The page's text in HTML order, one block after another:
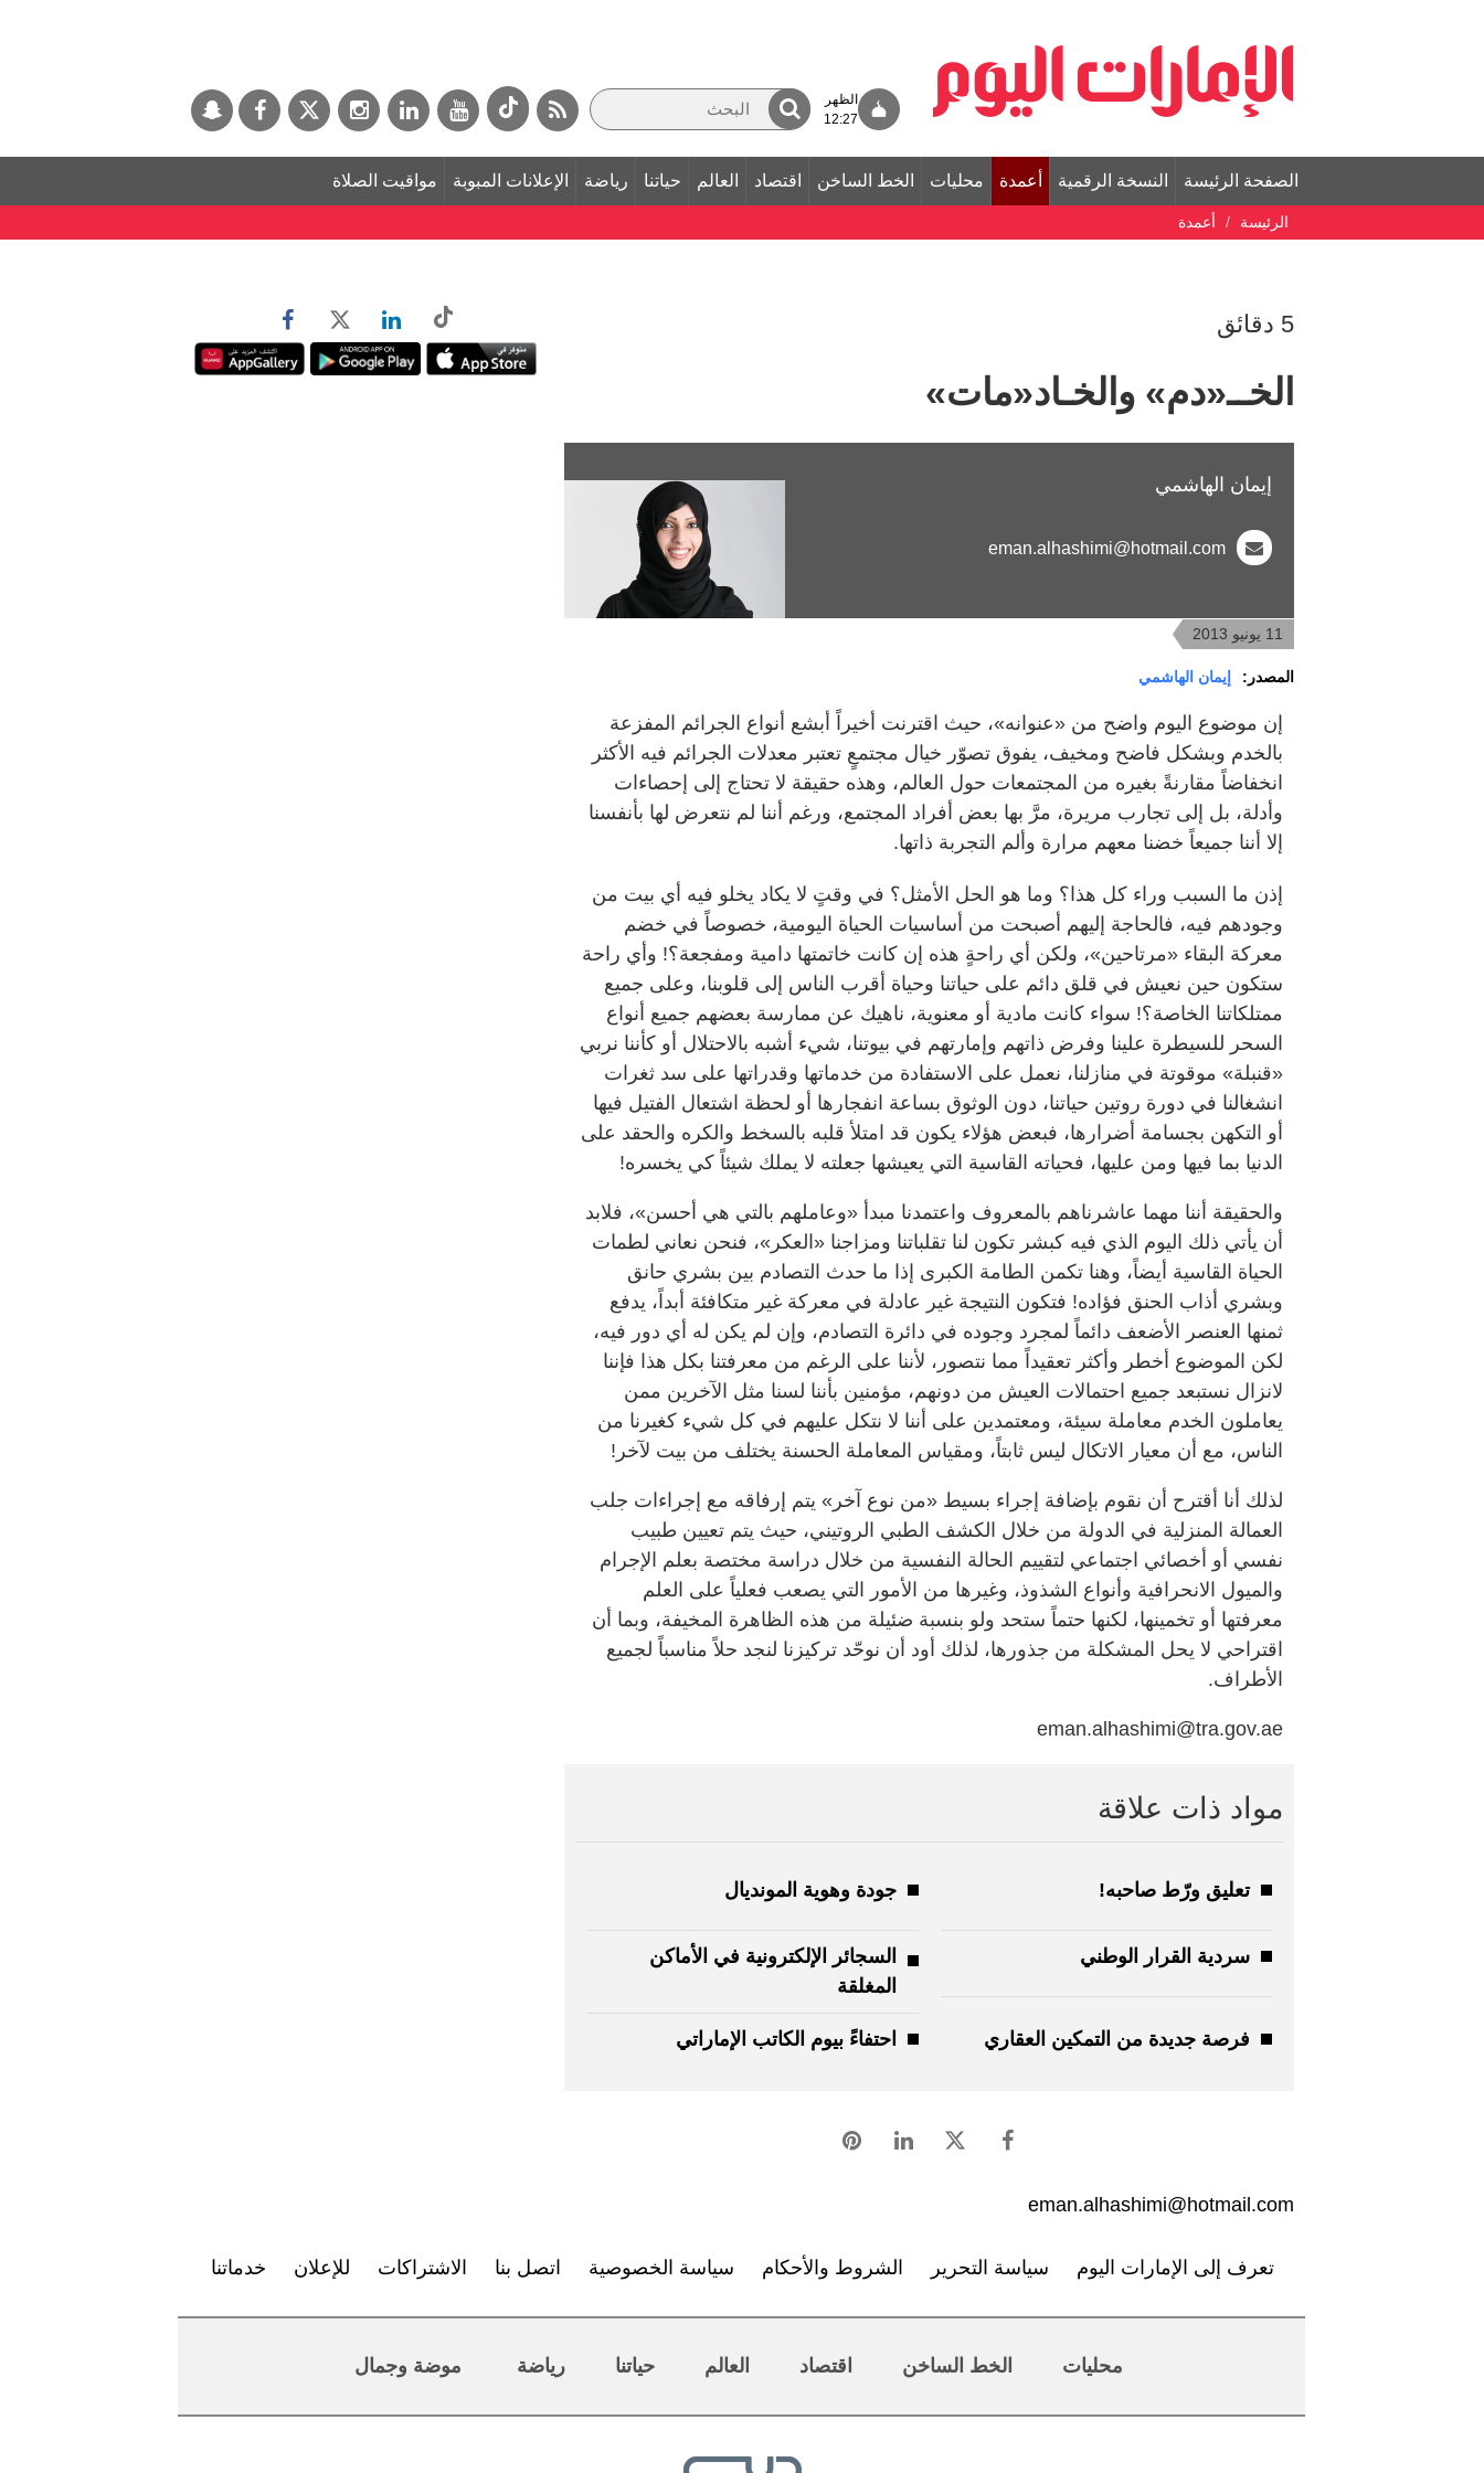
الظهر
12:27
الصفحة الرئيسة النسخة الرقمية أعمدة محليات الخط الساخن اقتصاد العالم حياتنا رياضة الإعلانات المبوبة مواقيت الصلاة
الرئيسة أعمدة
‬5 دقائق
الخــ«دم» والخـاد«مات»
إيمان الهاشمي
eman.alhashimi@hotmail.com
11 يونيو 2013
المصدر: إيمان الهاشمي
إن موضوع اليوم واضح من «عنوانه»، حيث اقترنت أخيراً أبشع أنواع الجرائم المفزعة
بالخدم وبشكل فاضح ومخيف، يفوق تصوّر خيال مجتمعٍ تعتبر معدلات الجرائم فيه الأكثر
انخفاضاً مقارنةً بغيره من المجتمعات حول العالم، وهذه حقيقة لا تحتاج إلى إحصاءات
وأدلة، بل إلى تجارب مريرة، مرَّ بها بعض أفراد المجتمع، ورغم أننا لم نتعرض لها بأنفسنا
إلا أننا جميعاً خضنا معهم مرارة وألم التجربة ذاتها.
إذن ما السبب وراء كل هذا؟ وما هو الحل الأمثل؟ في وقتٍ لا يكاد يخلو فيه أي بيت من
وجودهم فيه، فالحاجة إليهم أصبحت من أساسيات الحياة اليومية، خصوصاً في خضم
معركة البقاء «مرتاحين»، ولكن أي راحةٍ هذه إن كانت خاتمتها دامية ومفجعة؟! وأي راحة
ستكون حين نعيش في قلق دائم على حياتنا وحياة أقرب الناس إلى قلوبنا، وعلى جميع
ممتلكاتنا الخاصة؟! سواء كانت مادية أو معنوية، ناهيك عن ممارسة بعضهم جميع أنواع
السحر للسيطرة علينا وفرض ذاتهم وإمارتهم في بيوتنا، شيء أشبه بالاحتلال أو كأننا نربي
«قنبلة» موقوتة في منازلنا، نعمل على الاستفادة من خدماتها وقدراتها على سد ثغرات
انشغالنا في دورة روتين حياتنا، دون الوثوق بساعة انفجارها أو لحظة اشتعال الفتيل فيها
أو التكهن بجسامة أضرارها، فبعض هؤلاء يكون قد امتلأ قلبه بالسخط والكره والحقد على
الدنيا بما فيها ومن عليها، فحياته القاسية التي يعيشها جعلته لا يملك شيئاً كي يخسره!
والحقيقة أننا مهما عاشرناهم بالمعروف واعتمدنا مبدأ «وعاملهم بالتي هي أحسن»، فلابد
أن يأتي ذلك اليوم الذي فيه كبشر تكون لنا تقلباتنا ومزاجنا «العكر»، فنحن نعاني لطمات
الحياة القاسية أيضاً، وهنا تكمن الطامة الكبرى إذا ما حدث التصادم بين بشري حانق
وبشري أذاب الحنق فؤاده! فتكون النتيجة غير عادلة في معركة غير متكافئة أبداً، يدفع
ثمنها العنصر الأضعف دائماً لمجرد وجوده في دائرة التصادم، وإن لم يكن له أي دور فيه،
لكن الموضوع أخطر وأكثر تعقيداً مما نتصور، لأننا على الرغم من معرفتنا بكل هذا فإننا
لانزال نستبعد جميع احتمالات العيش من دونهم، مؤمنين بأننا لسنا مثل الآخرين ممن
يعاملون الخدم معاملة سيئة، ومعتمدين على أننا لا نتكل عليهم في كل شيء كغيرنا من
الناس، مع أن معيار الاتكال ليس ثابتاً، ومقياس المعاملة الحسنة يختلف من بيت لآخر!
لذلك أنا أقترح أن نقوم بإضافة إجراء بسيط «من نوع آخر» يتم إرفاقه مع إجراءات جلب
العمالة المنزلية في الدولة من خلال الكشف الطبي الروتيني، حيث يتم تعيين طبيب
نفسي أو أخصائي اجتماعي لتقييم الحالة النفسية من خلال دراسة مختصة بعلم الإجرام
والميول الانحرافية وأنواع الشذوذ، وغيرها من الأمور التي يصعب فعلياً على العلم
معرفتها أو تخمينها، لكنها حتماً ستحد ولو بنسبة ضئيلة من هذه الظاهرة المخيفة، وبما أن
اقتراحي لا يحل المشكلة من جذورها، لذلك أود أن نوحّد تركيزنا لنجد حلاً مناسباً لجميع
الأطراف.
eman.alhashimi@tra.gov.ae
مواد ذات علاقة
تعليق ورّط صاحبه! جودة وهوية المونديال
سردية القرار الوطني
السجائر الإلكترونية في الأماكن
المغلقة
فرصة جديدة من التمكين العقاري احتفاءً بيوم الكاتب الإماراتي
eman.alhashimi@hotmail.com
تعرف إلى الإمارات اليوم سياسة التحرير الشروط والأحكام سياسة الخصوصية اتصل بنا الاشتراكات للإعلان خدماتنا
محليات الخط الساخن اقتصاد العالم حياتنا رياضة موضة وجمال